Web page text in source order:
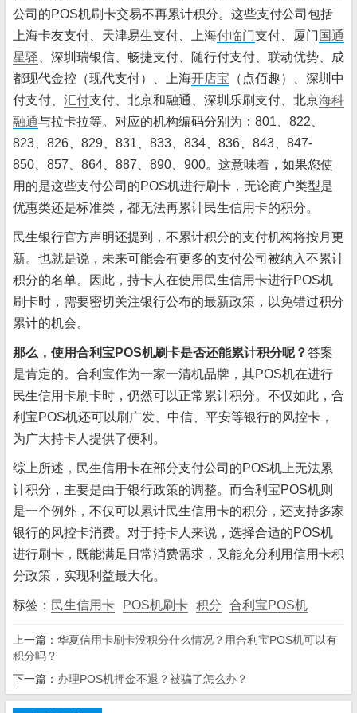
公司的POS机刷卡交易不再累计积分。这些支付公司包括
上海卡友支付、天津易生支付、上海付临门支付、厦门 国通
星驿 、深圳瑞银信、畅捷支付、随行付支付、联动优势、成
都现代金控（现代支付）、上海开店宝 （点佰趣）、深圳中
付支付、 汇付支付、北京和融通、深圳乐刷支付、北京海科
融通与拉卡拉等。对应的机构编码分别为：801、822、
823、826、829、831、833、834、836、843、847-
850、857、864、887、890、900。这意味着，如果您使
用的是这些支付公司的POS机进行刷卡，无论商户类型是
优惠类还是标准类，都无法再累计民生信用卡的积分。
民生银行官方声明还提到，不累计积分的支付机构将按月更
新。也就是说，未来可能会有更多的支付公司被纳入不累计
积分的名单。因此，持卡人在使用民生信用卡进行POS机
刷卡时，需要密切关注银行公布的最新政策，以免错过积分
累计的机会。
那么，使用合利宝POS机刷卡是否还能累计积分呢？答案
是肯定的。合利宝作为一家一清机品牌，其POS机在进行
民生信用卡刷卡时，仍然可以正常累计积分。不仅如此，合
利宝POS机还可以刷广发、中信、平安等银行的风控卡，
为广大持卡人提供了便利。
综上所述，民生信用卡在部分支付公司的POS机上无法累
计积分，主要是由于银行政策的调整。而合利宝POS机则
是一个例外，不仅可以累计民生信用卡的积分，还支持多家
银行的风控卡消费。对于持卡人来说，选择合适的POS机
进行刷卡，既能满足日常消费需求，又能充分利用信用卡积
分政策，实现利益最大化。
标签： 民生信用卡 POS机刷卡 积分 合利宝POS机
上一篇： 华夏信用卡刷卡没积分什么情况？用合利宝POS机可以有
积分吗？
下一篇： 办理POS机押金不退？被骗了怎么办？